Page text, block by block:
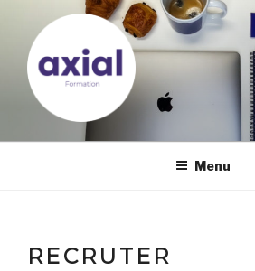
contenu
principal
Menu
RECRUTER